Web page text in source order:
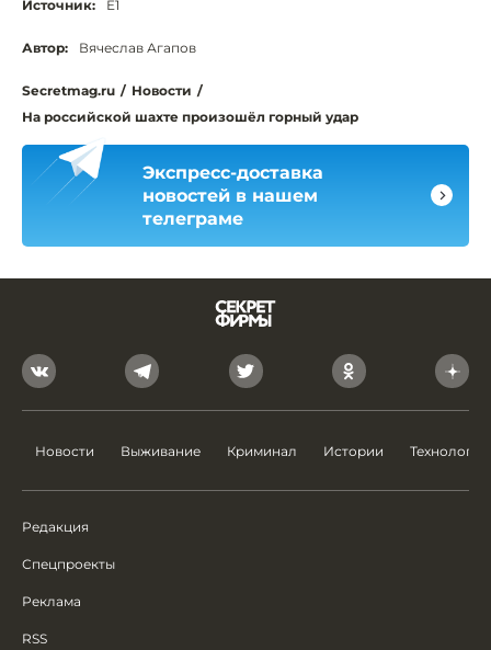
Источник: Е1
Автор: Вячеслав Агапов
Secretmag.ru / Новости /
На российской шахте произошёл горный удар
Экспресс-доставка
новостей в нашем
телеграме
Новости Выживание Криминал Истории Технологии
Редакция
Спецпроекты
Реклама
RSS